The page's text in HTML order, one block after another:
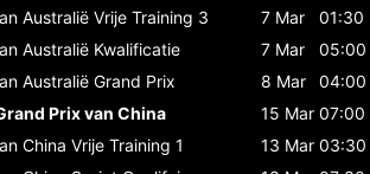
Australië Vrije Training 3 7 Mar
01:30
Australië Kwalificatie 7 Mar
05:00
Australië Grand Prix 8 Mar
04:00
Prix van China
15 Mar 07:00
China Vrije Training 1 13 Mar 03:30